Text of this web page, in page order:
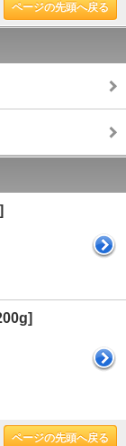
ページの先頭へ戻る
ページの先頭へ戻る